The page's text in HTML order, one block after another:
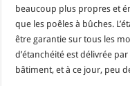
beaucoup plus propres et
que les poêles à bûches.
être garantie sur tous les
d’étanchéité est délivrée
bâtiment, et à ce jour, peu